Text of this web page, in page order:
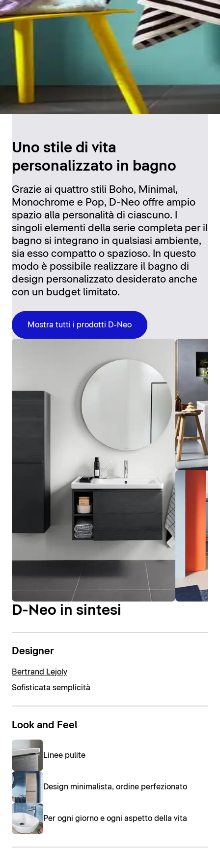
Uno stile di vita
personalizzato in bagno
Grazie ai quattro stili Boho, Minimal,
Monochrome e Pop, D-Neo offre ampio
spazio alla personalità di ciascuno. I
singoli elementi della serie completa per il
bagno si integrano in qualsiasi ambiente,
sia esso compatto o spazioso. In questo
modo è possibile realizzare il bagno di
design personalizzato desiderato anche
con un budget limitato.
Mostra tutti i prodotti D-Neo
D-Neo in sintesi
Designer
Bertrand Lejoly
Sofisticata semplicità
Look and Feel
Linee pulite
Design minimalista, ordine perfezionato
Per ogni giorno e ogni aspetto della vita